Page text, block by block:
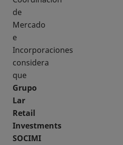
de
Mercado
e
Incorporaciones
considera
que
Grupo
Lar
Retail
Investments
SOCIMI